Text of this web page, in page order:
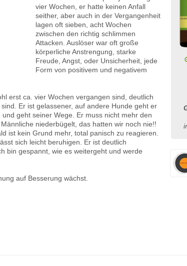
vier Wochen, er hatte keinen Anfall
seither, aber auch in der Vergangenheit
lagen oft sieben, acht Wochen
zwischen den richtig schlimmen
Attacken. Auslöser war oft große
körperliche Anstrengung, starke
Freude, Angst, oder Unsicherheit, jede
Form von positivem und negativem
erst ca. vier Wochen vergangen sind, deutlich
Er ist gelassener, auf andere Hunde geht er
geht seiner Wege. Er muss nicht mehr den
niederbügelt, das hatten wir noch nie!!
ist kein Grund mehr, total panisch zu reagieren.
sich leicht beruhigen. Er ist deutlich
bin gespannt, wie es weitergeht und werde
auf Besserung wächst.